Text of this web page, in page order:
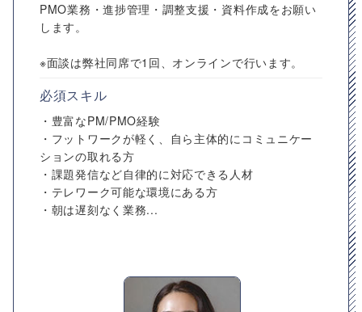
PMO業務・進捗管理・調整支援・資料作成をお願い
します。
※面談は弊社同席で1回、オンラインで行います。
必須スキル
・豊富なPM/PMO経験
・フットワークが軽く、自ら主体的にコミュニケー
ションの取れる方
・課題発信など自律的に対応できる人材
・テレワーク可能な環境にある方
・朝は遅刻なく業務...